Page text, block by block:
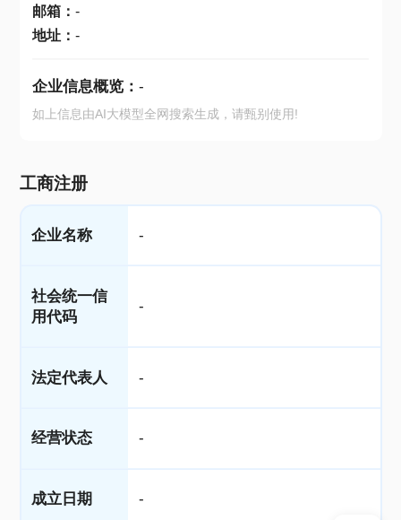
邮箱： -
地址： -
企业信息概览： -
如上信息由AI大模型全网搜索生成，请甄别使用!
工商注册
企业名称 -
社会统一信
用代码
-
法定代表人 -
经营状态 -
成立日期 -